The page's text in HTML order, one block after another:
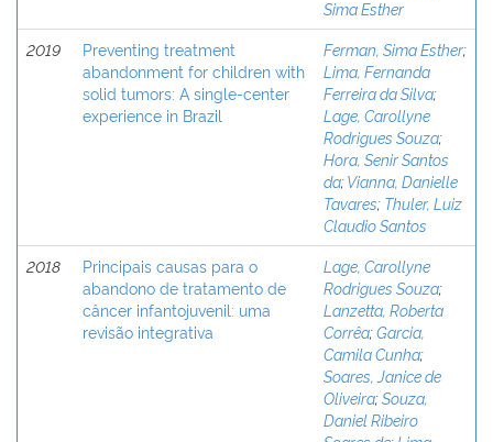
Sima Esther
2019
Preventing treatment
abandonment for children with
solid tumors: A single-center
experience in Brazil
Ferman, Sima Esther;
Lima, Fernanda
Ferreira da Silva;
Lage, Carollyne
Rodrigues Souza;
Hora, Senir Santos
da;Vianna, Danielle
Tavares; Thuler, Luiz
Claudio Santos
2018
Principais causas para o
abandono de tratamento de
câncer infantojuvenil: uma
revisão integrativa
Lage, Carollyne
Rodrigues Souza;
Lanzetta, Roberta
Corrêa;Garcia,
Camila Cunha;
Soares, Janice de
Oliveira;Souza,
Daniel Ribeiro